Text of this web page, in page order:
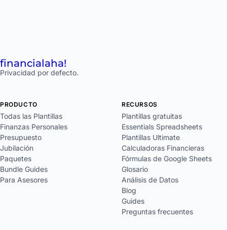
financialaha!
Privacidad por defecto.
PRODUCTO
Todas las Plantillas
Finanzas Personales
Presupuesto
Jubilación
Paquetes
Bundle Guides
Para Asesores
RECURSOS
Plantillas gratuitas
Essentials Spreadsheets
Plantillas Ultimate
Calculadoras Financieras
Fórmulas de Google Sheets
Glosario
Análisis de Datos
Blog
Guides
Preguntas frecuentes